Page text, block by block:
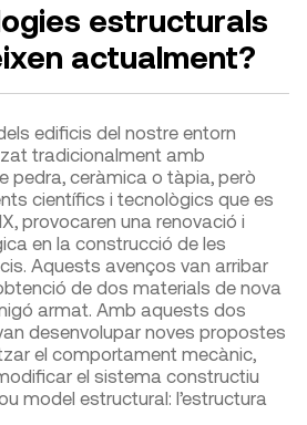
estructurals
actualment?
edificis del nostre entorn
tradicionalment amb
pedra, ceràmica o tàpia, però
científics i tecnològics que es
provocaren una renovació i
en la construcció de les
Aquests avenços van arribar
de dos materials de nova
armat. Amb aquests dos
desenvolupar noves propostes
el comportament mecànic,
el sistema constructiu
model estructural: l’estructura